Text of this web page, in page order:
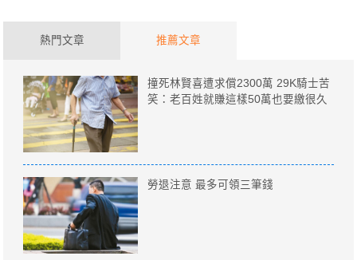
熱門文章 推薦文章
撞死林賢喜遭求償2300萬 29K騎士苦
笑：老百姓就賺這樣50萬也要繳很久
勞退注意 最多可領三筆錢